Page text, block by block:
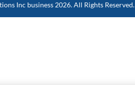
Inc business 2026. All Rights Reserved.